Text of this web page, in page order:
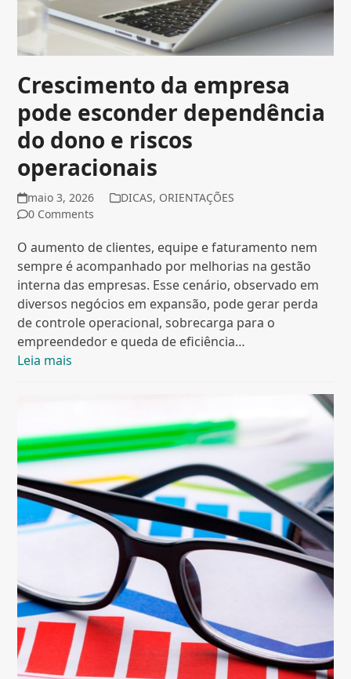
Crescimento da empresa
pode esconder dependência
do dono e riscos
operacionais
maio 3, 2026 DICAS, ORIENTAÇÕES
0 Comments
O aumento de clientes, equipe e faturamento nem
sempre é acompanhado por melhorias na gestão
interna das empresas. Esse cenário, observado em
diversos negócios em expansão, pode gerar perda
de controle operacional, sobrecarga para o
empreendedor e queda de eficiência…
Leia mais